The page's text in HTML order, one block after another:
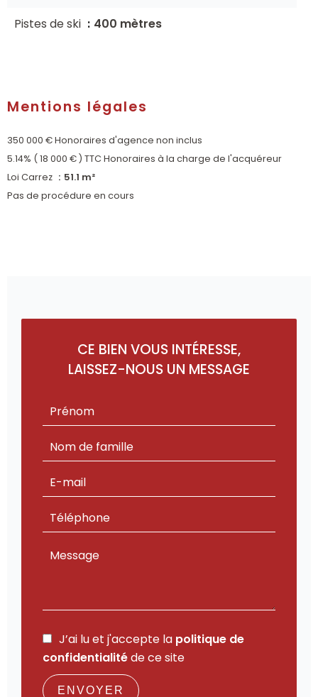
Pistes de ski
400 mètres
Mentions légales
350 000 € Honoraires d'agence non inclus
5.14% ( 18 000 € ) TTC Honoraires à la charge de l'acquéreur
Loi Carrez
51.1 m²
Pas de procédure en cours
CE BIEN VOUS INTÉRESSE,
LAISSEZ-NOUS UN MESSAGE
J’ai lu et j'accepte la politique de
confidentialitéde ce site
ENVOYER